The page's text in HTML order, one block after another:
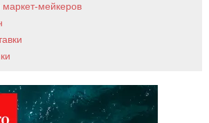
мейкеров